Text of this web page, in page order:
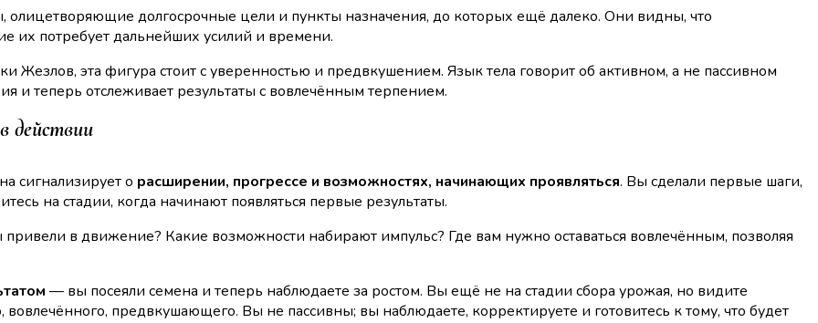
долгосрочные цели и пункты назначения, до которых ещё далеко. Они видны, что
их потребует дальнейших усилий и времени.
эта фигура стоит с уверенностью и предвкушением. Язык тела говорит об активном, а не пассивном
и теперь отслеживает результаты с вовлечённым терпением.
действии
сигнализирует о расширении, прогрессе и возможностях, начинающих проявляться. Вы сделали первые шаги,
на стадии, когда начинают появляться первые результаты.
в движение? Какие возможности набирают импульс? Где вам нужно оставаться вовлечённым, позволяя
— вы посеяли семена и теперь наблюдаете за ростом. Вы ещё не на стадии сбора урожая, но видите
предвкушающего. Вы не пассивны; вы наблюдаете, корректируете и готовитесь к тому, что будет